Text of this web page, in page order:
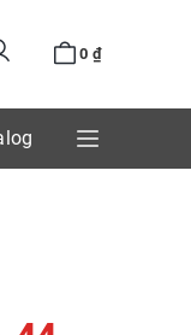
0 ₫